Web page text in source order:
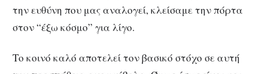
την ευθύνη που μας αναλογεί, κλείσαμε την πόρτα
στον “έξω κόσμο” για λίγο.
Το κοινό καλό αποτελεί τον βασικό στόχο σε αυτή